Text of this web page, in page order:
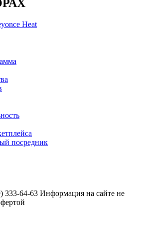
посредник
333-64-63 Информация на сайте не